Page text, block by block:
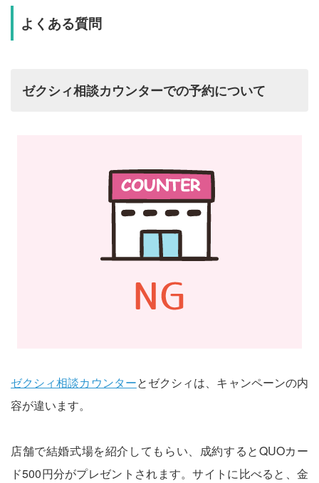
よくある質問
ゼクシィ相談カウンターでの予約について
ゼクシィ相談カウンターとゼクシィは、キャンペーンの内
容が違います。
店舗で結婚式場を紹介してもらい、成約するとQUOカー
ド500円分がプレゼントされます。サイトに比べると、金